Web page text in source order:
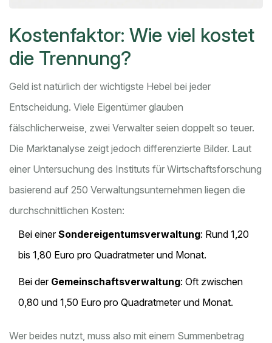
Kostenfaktor: Wie viel kostet
die Trennung?
Geld ist natürlich der wichtigste Hebel bei jeder
Entscheidung. Viele Eigentümer glauben
fälschlicherweise, zwei Verwalter seien doppelt so teuer.
Die Marktanalyse zeigt jedoch differenzierte Bilder. Laut
einer Untersuchung des Instituts für Wirtschaftsforschung
basierend auf 250 Verwaltungsunternehmen liegen die
durchschnittlichen Kosten:
Bei einerSondereigentumsverwaltung: Rund 1,20
bis 1,80 Euro pro Quadratmeter und Monat.
Bei der Gemeinschaftsverwaltung: Oft zwischen
0,80 und 1,50 Euro pro Quadratmeter und Monat.
Wer beides nutzt, muss also mit einem Summenbetrag